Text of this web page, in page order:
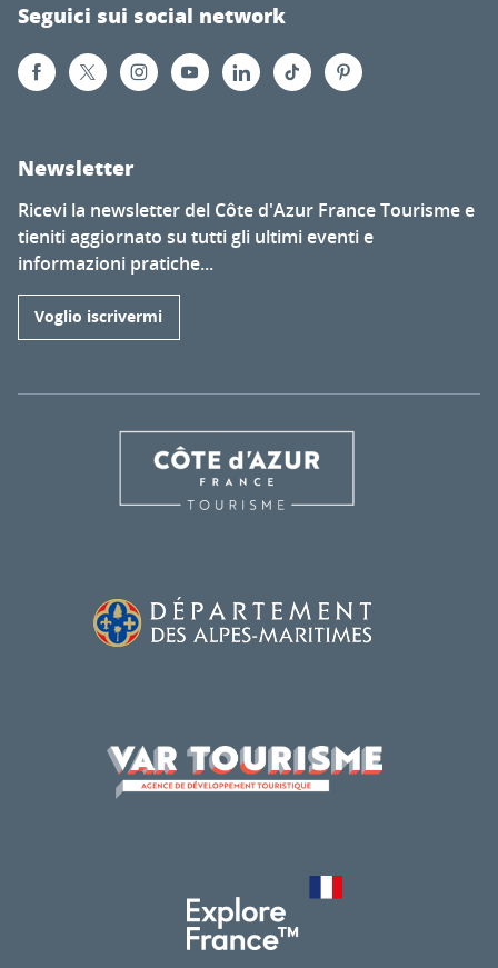
Seguici sui social network
Newsletter
Ricevi la newsletter del Côte d'Azur France Tourisme e
tieniti aggiornato su tutti gli ultimi eventi e
informazioni pratiche...
Voglio iscrivermi